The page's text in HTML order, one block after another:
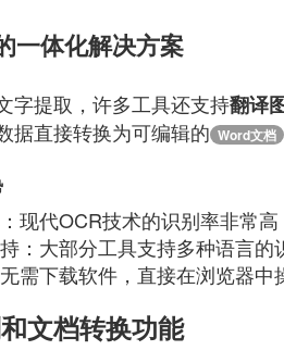
一体化解决方案
字提取，许多工具还支持翻译
据直接转换为可编辑的 Word文档
现代OCR技术的识别率非常高
：大部分工具支持多种语言的
需下载软件，直接在浏览器中
文档转换功能